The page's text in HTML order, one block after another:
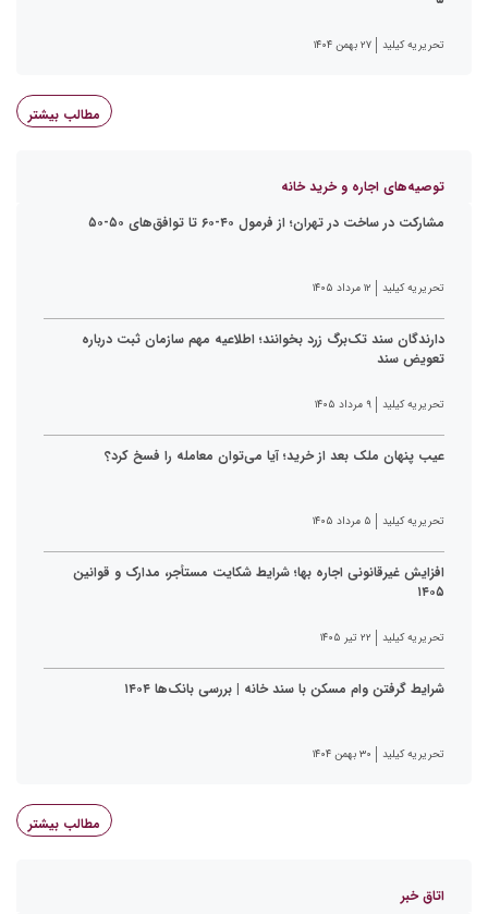
تحریریه کیلید ۲۷ بهمن ۱۴۰۴
مطالب بیشتر
توصیه‌های اجاره و خرید خانه
مشارکت در ساخت در تهران؛ از فرمول ۴۰-۶۰ تا توافق‌های ۵۰-۵۰
تحریریه کیلید ۱۲ مرداد ۱۴۰۵
دارندگان سند تک‌برگ زرد بخوانند؛ اطلاعیه مهم سازمان ثبت درباره
تعویض سند
تحریریه کیلید ۹ مرداد ۱۴۰۵
عیب پنهان ملک بعد از خرید؛ آیا می‌توان معامله را فسخ کرد؟
تحریریه کیلید ۵ مرداد ۱۴۰۵
افزایش غیرقانونی اجاره بها؛ شرایط شکایت مستأجر، مدارک و قوانین
۱۴۰۵
تحریریه کیلید ۲۲ تیر ۱۴۰۵
شرایط گرفتن وام مسکن با سند خانه | بررسی بانک‌ها ۱۴۰۴
تحریریه کیلید ۳۰ بهمن ۱۴۰۴
مطالب بیشتر
اتاق خبر